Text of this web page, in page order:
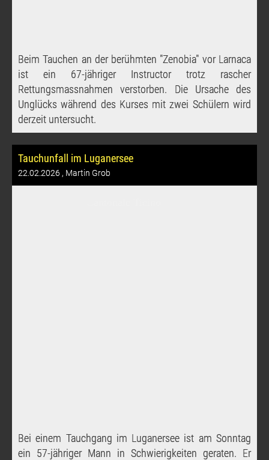
Beim Tauchen an der berühmten "Zenobia" vor Larnaca
ist ein 67-jähriger Instructor trotz rascher
Rettungsmassnahmen verstorben. Die Ursache des
Unglücks während des Kurses mit zwei Schülern wird
derzeit untersucht.
Tauchunfall im Luganersee
22.02.2026 , Martin Grob
Bei einem Tauchgang im Luganersee ist am Sonntag
ein 57-jähriger Mann in Schwierigkeiten geraten. Er